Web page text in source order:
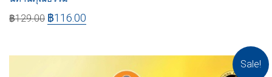
฿129.00 ฿116.00
Sale!